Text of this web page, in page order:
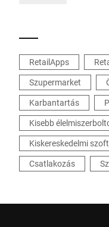
RetailApps
Szupermarket
Karbantartás
Kisebb
Kiskereskedelmi
Csatlakozás